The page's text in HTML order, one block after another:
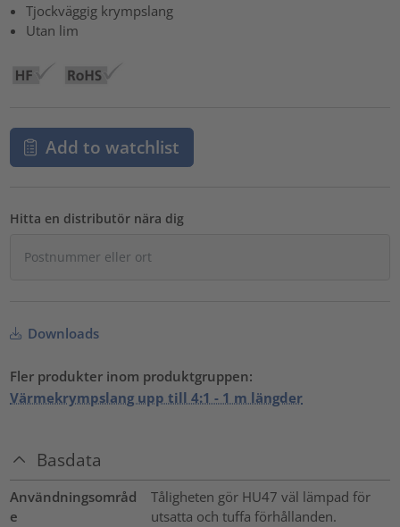
Tjockväggig krympslang
Utan lim
Add to watchlist
Hitta en distributör nära dig
Downloads
Fler produkter inom produktgruppen:
Värmekrympslang upp till 4:1 - 1 m längder
Basdata
Användningsområd
e
Tåligheten gör HU47 väl lämpad för
utsatta och tuffa förhållanden.